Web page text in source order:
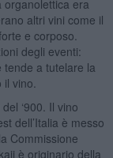
era
altri vini come il
e corposo.
degli eventi:
tende a tutelare la
vino.
‘900. Il vino
dell’Italia è messo
Commissione
è originario della